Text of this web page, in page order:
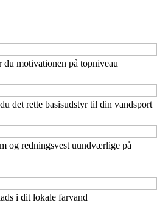
du motivationen på topniveau
det rette basisudstyr til din vandsport
og redningsvest uundværlige på
i dit lokale farvand